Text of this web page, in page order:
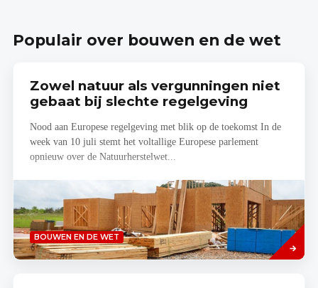
Populair over bouwen en de wet
Zowel natuur als vergunningen niet
gebaat bij slechte regelgeving
Nood aan Europese regelgeving met blik op de toekomst In de
week van 10 juli stemt het voltallige Europese parlement
opnieuw over de Natuurherstelwet...
BOUWEN EN DE WET
Lees
meer